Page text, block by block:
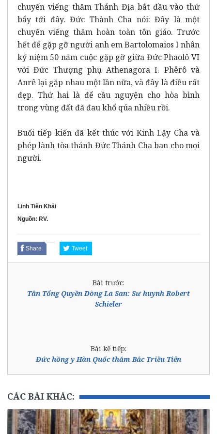
chuyến viếng thăm Thánh Địa bắt đầu vào thứ
bẩy tới đây. Đức Thành Cha nói: Đây là một
chuyến viếng thăm hoàn toàn tôn giáo. Trước
hết để gặp gỡ người anh em Bartolomaios I nhân
kỷ niệm 50 năm cuộc gặp gỡ giữa Đức Phaolô VI
với Đức Thượng phụ Athenagora I. Phêrô và
Anrê lại gặp nhau một lần nữa, và đây là điều rất
đẹp. Thứ hai là để cầu nguyện cho hòa bình
trong vùng đất đã đau khổ qúa nhiều rồi.
Buổi tiếp kiến đã kết thúc với Kinh Lậy Cha và
phép lành tòa thánh Đức Thánh Cha ban cho mọi
người.
Linh Tiến Khải
Nguồn: RV.
Share Tweet
Bài trước:
Tân Tổng Quyền Dòng La San: Sư huynh Robert
Schieler
Bài kế tiếp:
Đức hồng y Hàn Quốc thăm Bắc Triều Tiên
CÁC BÀI KHÁC: